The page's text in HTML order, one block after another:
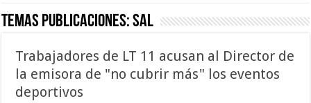
Temas Publicaciones:SAL
Trabajadores de LT 11 acusan al Director de
la emisora de "no cubrir más" los eventos
deportivos